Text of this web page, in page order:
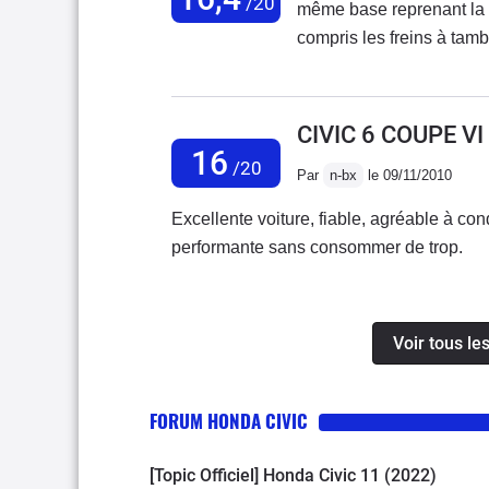
même base reprenant
compris les freins à
j'ai acheté à l'aveuglette
segments,ovalisation..).
moins fiable chez la
230 000 km et roulait
problème que je
presque le même bas
simplement
vtec est une machine à
longue selon
D16Z6 était plus
16 /20
CIVIC 6 COUPE
Par n-bx le 09/11/2010
Excellente voiture, fiable, agréable à
performante sans consommer de trop.
Voir tous
FORUM HONDA CIVIC
[Topic Officiel] Honda Civic 11 (2022)